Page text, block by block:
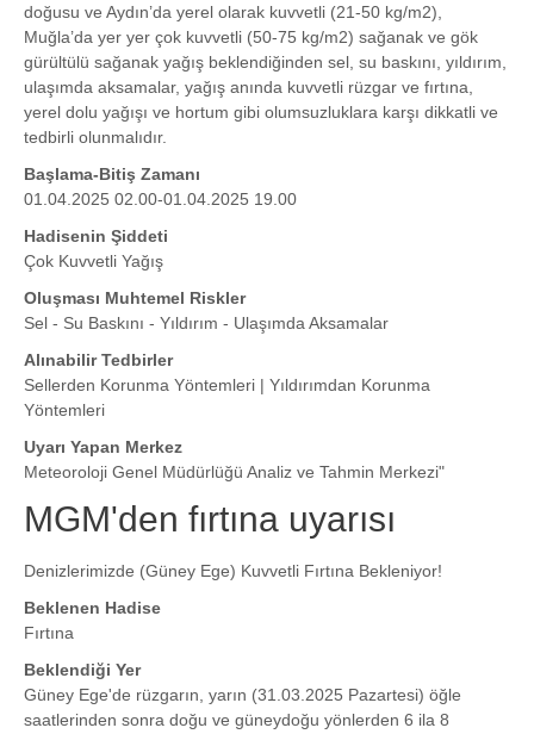
doğusu ve Aydın’da yerel olarak kuvvetli (21-50 kg/m2),
Muğla’da yer yer çok kuvvetli (50-75 kg/m2) sağanak ve gök
gürültülü sağanak yağış beklendiğinden sel, su baskını, yıldırım,
ulaşımda aksamalar, yağış anında kuvvetli rüzgar ve fırtına,
yerel dolu yağışı ve hortum gibi olumsuzluklara karşı dikkatli ve
tedbirli olunmalıdır.
Başlama-Bitiş Zamanı
01.04.2025 02.00-01.04.2025 19.00
Hadisenin Şiddeti
Çok Kuvvetli Yağış
Oluşması Muhtemel Riskler
Sel - Su Baskını - Yıldırım - Ulaşımda Aksamalar
Alınabilir Tedbirler
Sellerden Korunma Yöntemleri | Yıldırımdan Korunma
Yöntemleri
Uyarı Yapan Merkez
Meteoroloji Genel Müdürlüğü Analiz ve Tahmin Merkezi"
MGM'den fırtına uyarısı
Denizlerimizde (Güney Ege) Kuvvetli Fırtına Bekleniyor!
Beklenen Hadise
Fırtına
Beklendiği Yer
Güney Ege'de rüzgarın, yarın (31.03.2025 Pazartesi) öğle
saatlerinden sonra doğu ve güneydoğu yönlerden 6 ila 8